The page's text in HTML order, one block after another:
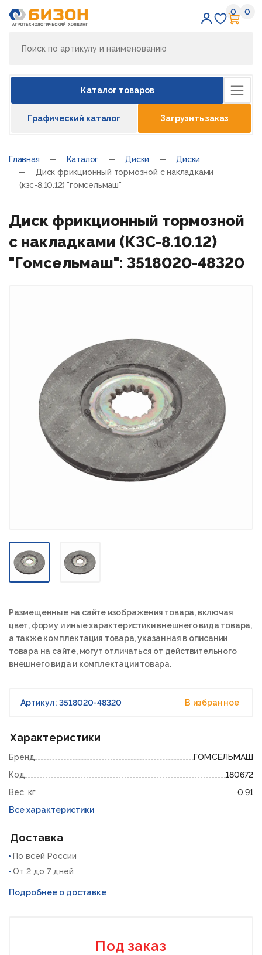
0 0
Каталог товаров
Графический каталог Загрузить заказ
Главная Каталог Диски
Диски
Диск фрикционный тормозной с накладками
(кзс-8.10.12) "гомсельмаш"
Диск фрикционный тормозной
с накладками (КЗС-8.10.12)
"Гомсельмаш": 3518020-48320
Размещенные на сайте изображения товара, включая
цвет, форму и иные характеристики внешнего вида товара,
а также комплектация товара, указанная в описании
товара на сайте, могут отличаться от действительного
внешнего вида и комплектации товара.
Артикул: 3518020-48320 В избранное
Характеристики
Бренд
ГОМСЕЛЬМАШ
Код
180672
Вес, кг
0.91
Все характеристики
Доставка
По всей России
От 2 до 7 дней
Подробнее о доставке
Под заказ